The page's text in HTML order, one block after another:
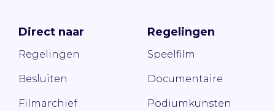
Direct naar
Regelingen
Besluiten
Filmarchief
Regelingen
Speelfilm
Documentaire
Podiumkunsten